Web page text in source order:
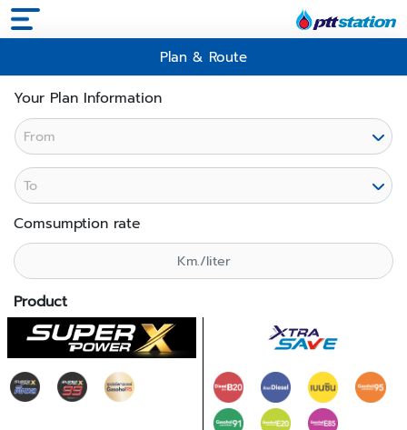
×
PTT
Search
Plan
&
Route
Promotion
Product
&
Service
Language
Plan & Route
Your Plan Information
Comsumption rate
Product